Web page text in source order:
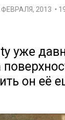
ФЕВРАЛЯ, 2013 •
уже
он её